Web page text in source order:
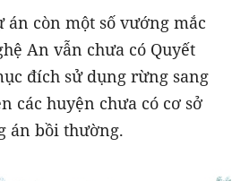
còn một số vướng mắc
An vẫn chưa có Quyết
đích sử dụng rừng sang
các huyện chưa có cơ sở
án bồi thường.